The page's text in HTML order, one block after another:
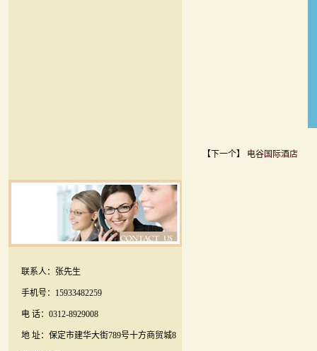
联系人：张先生
手机号：15933482259
电 话：0312-8929008
地 址：保定市建华大街789号十方商贸城8
【下一个】 电谷国际酒店